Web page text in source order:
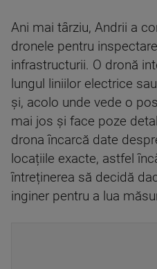
Ani mai târziu, Andrii a
dronele pentru
infrastructurii. O dronă
lungul liniilor electrice
și, acolo unde vede o
mai jos și face poze
drona încarcă date
locațiile exacte, astfel
întreținerea să decidă
inginer pentru a lua